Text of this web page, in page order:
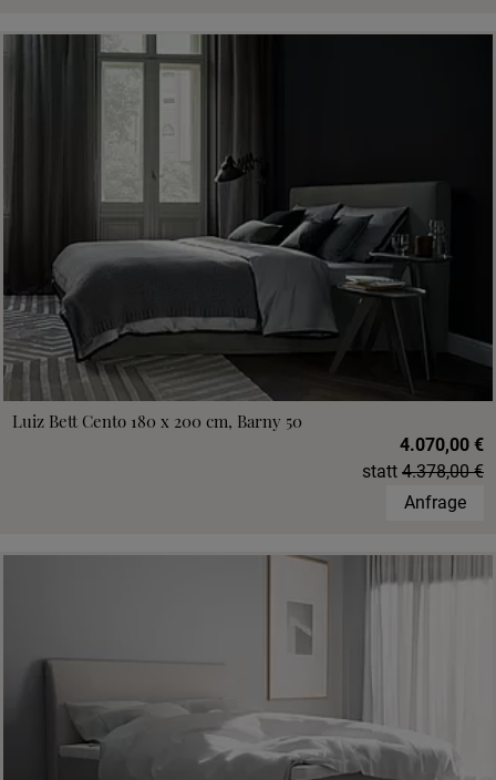
Luiz Bett Cento 180 x 200 cm, Barny 50
4.070,00 €
statt 4.378,00 €
Anfrage